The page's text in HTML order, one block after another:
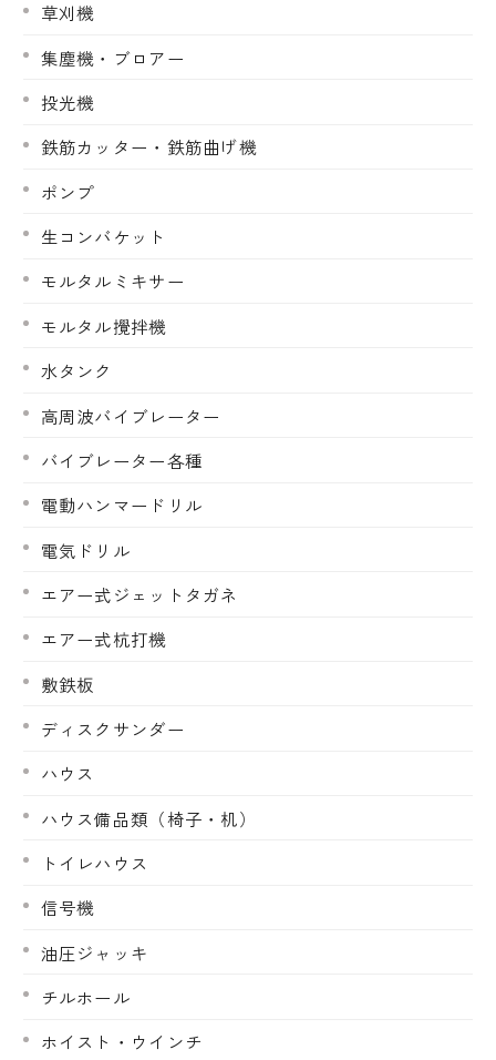
草刈機
集塵機・ブロアー
投光機
鉄筋カッター・鉄筋曲げ機
ポンプ
生コンバケット
モルタルミキサー
モルタル攪拌機
水タンク
高周波バイブレーター
バイブレーター各種
電動ハンマードリル
電気ドリル
エアー式ジェットタガネ
エアー式杭打機
敷鉄板
ディスクサンダー
ハウス
ハウス備品類（椅子・机）
トイレハウス
信号機
油圧ジャッキ
チルホール
ホイスト・ウインチ